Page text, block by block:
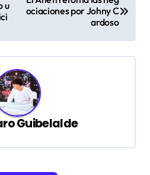
u
ociaciones por Johny C
ardoso
Guibelalde